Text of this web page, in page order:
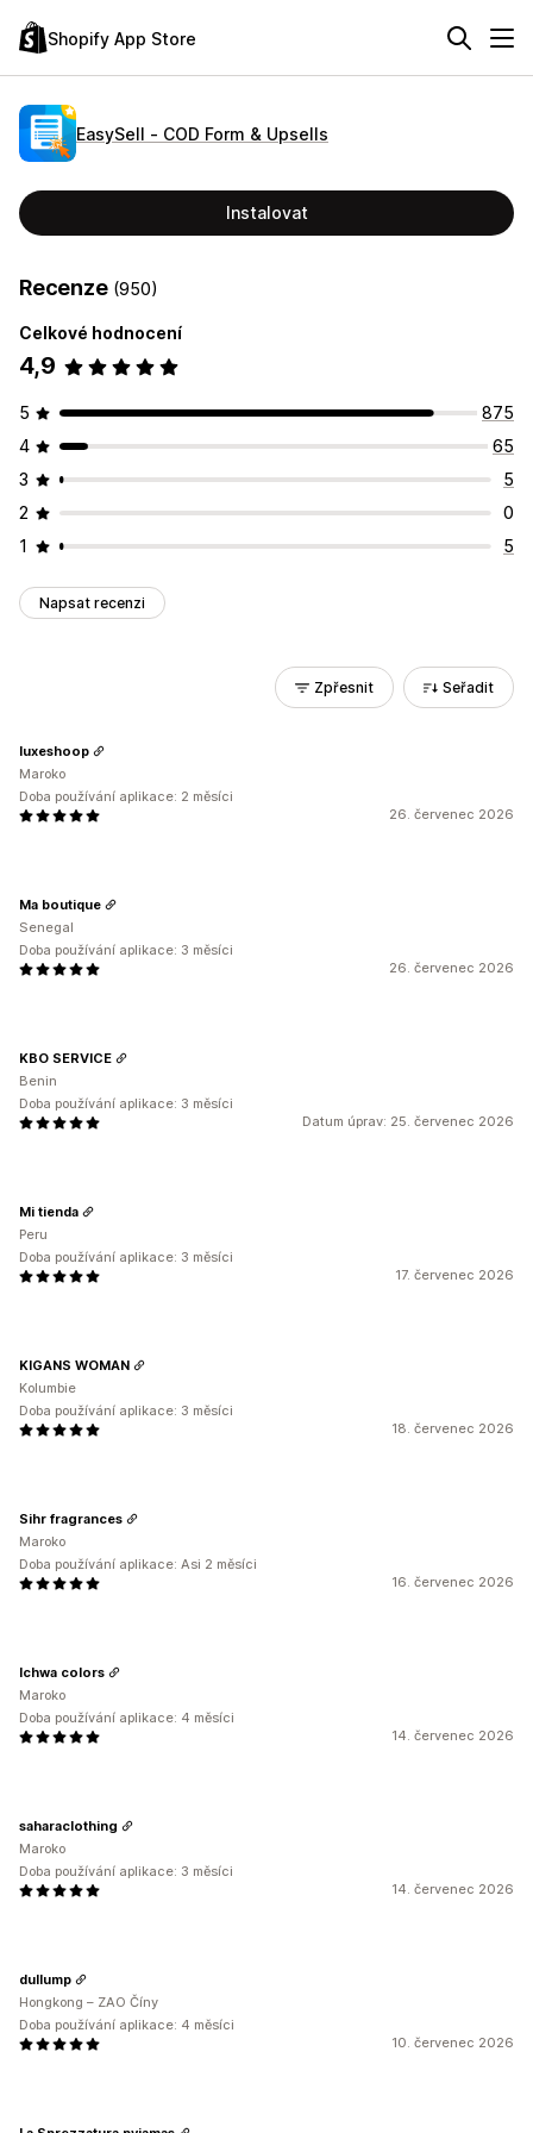
Shopify App Store
EasySell ‑ COD Form & Upsells
Instalovat
Recenze (950)
Celkové hodnocení
4,9
5
875
4
65
3
5
2
0
1
5
Napsat recenzi
Zpřesnit Seřadit
26. červenec 2026
luxeshoop
Maroko
Doba používání aplikace: 2 měsíci
26. červenec 2026
Ma boutique
Senegal
Doba používání aplikace: 3 měsíci
Datum úprav: 25. červenec 2026
KBO SERVICE
Benin
Doba používání aplikace: 3 měsíci
17. červenec 2026
Mi tienda
Peru
Doba používání aplikace: 3 měsíci
18. červenec 2026
KIGANS WOMAN
Kolumbie
Doba používání aplikace: 3 měsíci
16. červenec 2026
Sihr fragrances
Maroko
Doba používání aplikace: Asi 2 měsíci
14. červenec 2026
Ichwa colors
Maroko
Doba používání aplikace: 4 měsíci
14. červenec 2026
saharaclothing
Maroko
Doba používání aplikace: 3 měsíci
10. červenec 2026
dullump
Hongkong – ZAO Číny
Doba používání aplikace: 4 měsíci